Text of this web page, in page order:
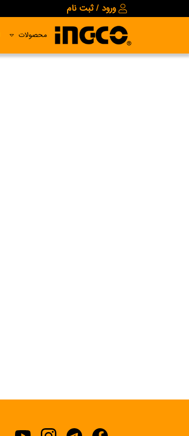
ورود / ثبت نام
محصولات